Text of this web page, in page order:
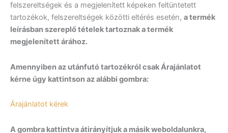
felszereltségek és a megjelenített képeken feltüntetett
tartozékok, felszereltségek közötti eltérés esetén, a termék
leírásban szereplő tételek tartoznak a termék
megjelenített árához.
Amennyiben az utánfutó tartozékról csak Árajánlatot
kérne úgy kattintson az alábbi gombra:
Árajánlatot kérek
A gombra kattintva átirányítjuk a másik weboldalunkra,